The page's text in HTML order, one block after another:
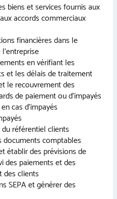
biens et services fournis aux
accords commerciaux
financières dans le
en vérifiant les
et les délais de traitement
le recouvrement des
de paiement ou d’impayés
cas d’impayés
référentiel clients
documents comptables
établir des prévisions de
des paiements et des
des clients
SEPA et générer des